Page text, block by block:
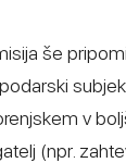
še
v
(npr.